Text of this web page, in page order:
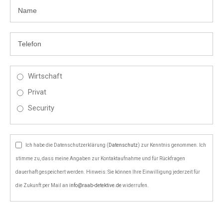
Wirtschaft
Privat
Security
Ich habe die Datenschutzerklärung ( Datenschutz) zur Kenntnis genommen. Ich
stimme zu, dass meine Angaben zur Kontaktaufnahme und für Rückfragen
dauerhaft gespeichert werden. Hinweis: Sie können Ihre Einwilligung jederzeit für
die Zukunft per Mail an info@raab-detektive.dewiderrufen.